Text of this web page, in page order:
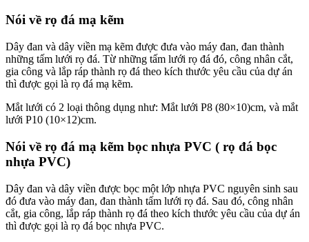
Nói về rọ đá mạ kẽm
Dây đan và dây viền mạ kẽm được đưa vào máy đan, đan thành
những tấm lưới rọ đá. Từ những tấm lưới rọ đá đó, công nhân cắt,
gia công và lắp ráp thành rọ đá theo kích thước yêu cầu của dự án
thì được gọi là rọ đá mạ kẽm.
Mắt lưới có 2 loại thông dụng như: Mắt lưới P8 (80×10)cm, và mắt
lưới P10 (10×12)cm.
Nói về rọ đá mạ kẽm bọc nhựa PVC ( rọ đá bọc
nhựa PVC)
Dây đan và dây viền được bọc một lớp nhựa PVC nguyên sinh sau
đó đưa vào máy đan, đan thành tấm lưới rọ đá. Sau đó, công nhân
cắt, gia công, lắp ráp thành rọ đá theo kích thước yêu cầu của dự án
thì được gọi là rọ đá bọc nhựa PVC.